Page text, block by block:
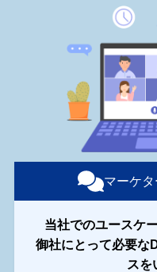
マーケ
当社でのユースケ
御社にとって必要な
スを